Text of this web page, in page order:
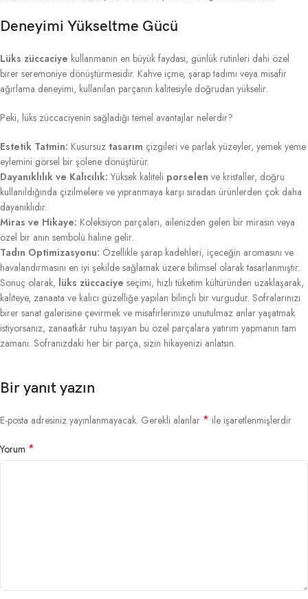
Deneyimi Yükseltme Gücü
Lüks züccaciye kullanmanın en büyük faydası, günlük rutinleri dahi özel
birer seremoniye dönüştürmesidir. Kahve içme, şarap tadımı veya misafir
ağırlama deneyimi, kullanılan parçanın kalitesiyle doğrudan yükselir.
Peki, lüks züccaciyenin sağladığı temel avantajlar nelerdir?
Estetik Tatmin: Kusursuz tasarım çizgileri ve parlak yüzeyler, yemek yeme
eylemini görsel bir şölene dönüştürür.
Dayanıklılık ve Kalıcılık: Yüksek kaliteli porselen ve kristaller, doğru
kullanıldığında çizilmelere ve yıpranmaya karşı sıradan ürünlerden çok daha
dayanıklıdır.
Miras ve Hikaye: Koleksiyon parçaları, ailenizden gelen bir mirasın veya
özel bir anın sembolü haline gelir.
Tadın Optimizasyonu: Özellikle şarap kadehleri, içeceğin aromasını ve
havalandırmasını en iyi şekilde sağlamak üzere bilimsel olarak tasarlanmıştır.
Sonuç olarak, lüks züccaciye seçimi, hızlı tüketim kültüründen uzaklaşarak,
kaliteye, zanaata ve kalıcı güzelliğe yapılan bilinçli bir vurgudur. Sofralarınızı
birer sanat galerisine çevirmek ve misafirlerinize unutulmaz anlar yaşatmak
istiyorsanız, zanaatkâr ruhu taşıyan bu özel parçalara yatırım yapmanın tam
zamanı. Sofranızdaki her bir parça, sizin hikayenizi anlatsın.
Bir yanıt yazın
E-posta adresiniz yayınlanmayacak. Gerekli alanlar * ile işaretlenmişlerdir
Yorum *